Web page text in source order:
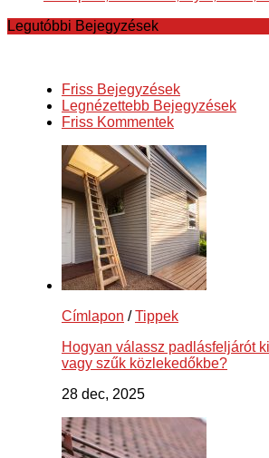
Legutóbbi Bejegyzések
Friss Bejegyzések
Legnézettebb Bejegyzések
Friss Kommentek
Címlapon /Tippek
Hogyan válassz padlásfeljárót
vagy szűk közlekedőkbe?
28 dec, 2025